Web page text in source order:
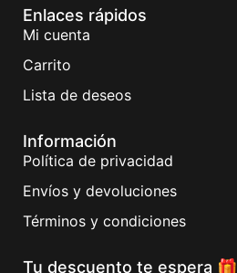
Enlaces rápidos
Mi cuenta
Carrito
Lista de deseos
Información
Política de privacidad
Envíos y devoluciones
Términos y condiciones
Tu descuento te espera 🎁